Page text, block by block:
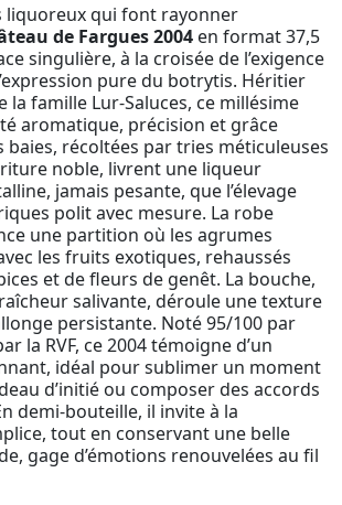
liquoreux qui font rayonner
de Fargues 2004 en format 37,5
singulière, à la croisée de l’exigence
pure du botrytis. Héritier
la famille Lur-Saluces, ce millésime
aromatique, précision et grâce
baies, récoltées par tries méticuleuses
noble, livrent une liqueur
jamais pesante, que l’élevage
polit avec mesure. La robe
une partition où les agrumes
les fruits exotiques, rehaussés
et de fleurs de genêt. La bouche,
salivante, déroule une texture
persistante. Noté 95/100 par
la RVF, ce 2004 témoigne d’un
idéal pour sublimer un moment
d’initié ou composer des accords
demi-bouteille, il invite à la
tout en conservant une belle
gage d’émotions renouvelées au fil